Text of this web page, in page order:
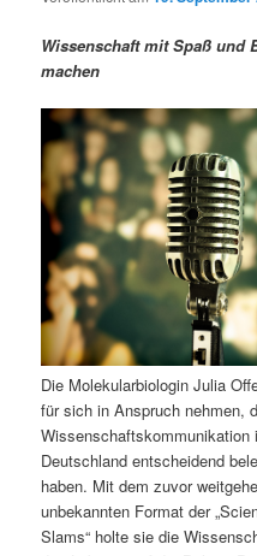
ä
r
e
I
n
h
a
l
t
n
d
ä
e
n
I
n
h
a
n
v
i
g
t
i
o
Wissenschaft mit Spaß und
machen
Die Molekularbiologin Julia
für sich in Anspruch nehmen,
Wissenschaftskommunikation
Deutschland entscheidend
haben. Mit dem zuvor
unbekannten Format der
Slams“ holte sie die